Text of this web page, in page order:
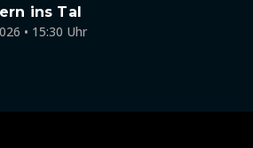
ins Tal
• 15:30 Uhr